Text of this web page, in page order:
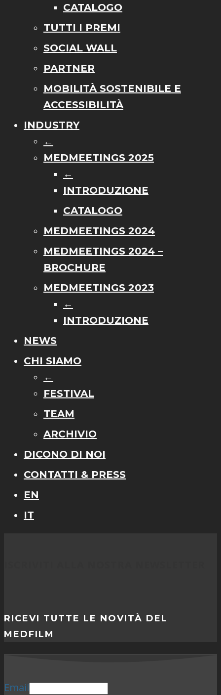
CATALOGO
TUTTI I PREMI
SOCIAL WALL
PARTNER
MOBILITÀ SOSTENIBILE E
ACCESSIBILITÀ
INDUSTRY
←
MEDMEETINGS 2025
←
INTRODUZIONE
CATALOGO
MEDMEETINGS 2024
MEDMEETINGS 2024 –
BROCHURE
MEDMEETINGS 2023
←
INTRODUZIONE
NEWS
CHI SIAMO
←
FESTIVAL
TEAM
ARCHIVIO
DICONO DI NOI
CONTATTI & PRESS
EN
IT
RICEVI TUTTE LE NOVITÀ DEL
MEDFILM
Email